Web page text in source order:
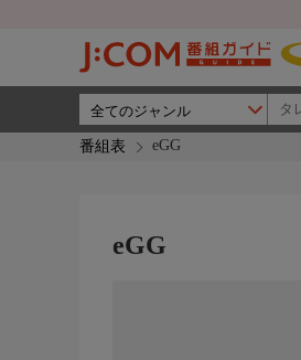
番組表 eGG
eGG